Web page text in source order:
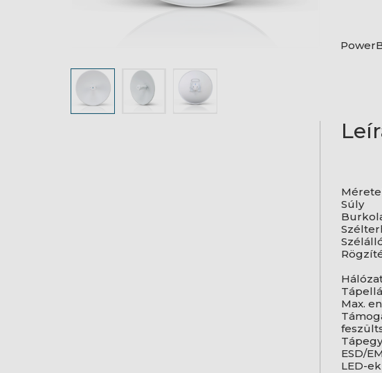
Súly
Max.
ESD/
LED-ek